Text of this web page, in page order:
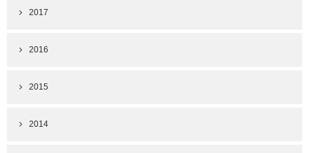
2017
2016
2015
2014